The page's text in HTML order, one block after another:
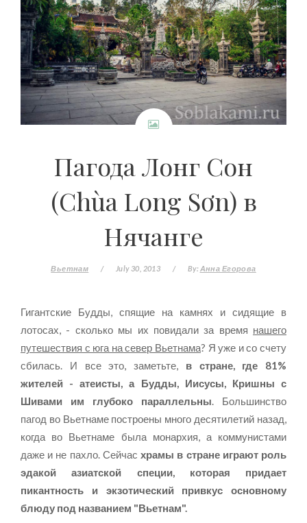
Пагода Лонг Сон
(Chùa Long Sơn) в
Нячанге
Вьетнам / July 30, 2013 / By: Анна Егорова
Гигантские Будды, спящие на камнях и сидящие в
лотосах, - сколько мы их повидали за время нашего
путешествия с юга на север Вьетнама? Я уже и со счету
сбилась. И все это, заметьте, в стране, где 81%
жителей - атеисты, а Будды, Иисусы, Кришны с
Шивами им глубоко параллельны. Большинство
пагод во Вьетнаме построены много десятилетий назад,
когда во Вьетнаме была монархия, а коммунистами
даже и не пахло. Сейчасхрамы в стране играют роль
эдакой азиатской специи, которая придает
пикантность и экзотический привкус основному
блюду под названием "Вьетнам".